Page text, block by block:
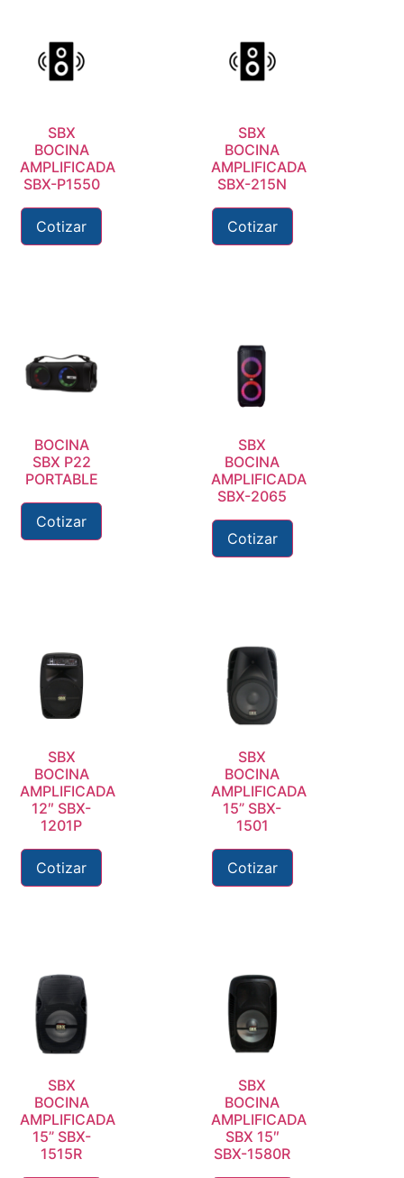
SBX
BOCINA
AMPLIFICADA
SBX-P1550
Cotizar
SBX
BOCINA
AMPLIFICADA
SBX-215N
Cotizar
BOCINA
SBX P22
PORTABLE
Cotizar
SBX
BOCINA
AMPLIFICADA
SBX-2065
Cotizar
SBX
BOCINA
AMPLIFICADA
12″ SBX-
1201P
Cotizar
SBX
BOCINA
AMPLIFICADA
15” SBX-
1501
Cotizar
SBX
BOCINA
AMPLIFICADA
15” SBX-
1515R
SBX
BOCINA
AMPLIFICADA
SBX 15″
SBX-1580R